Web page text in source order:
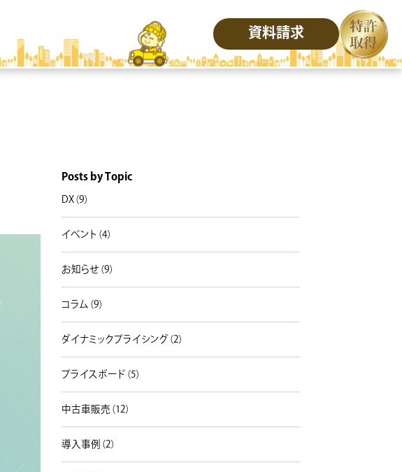
資料請求
Posts by Topic
DX（9）
イベント（4）
お知らせ（9）
コラム（9）
ダイナミックプライシング（2）
プライスボード（5）
中古車販売（12）
導入事例（2）